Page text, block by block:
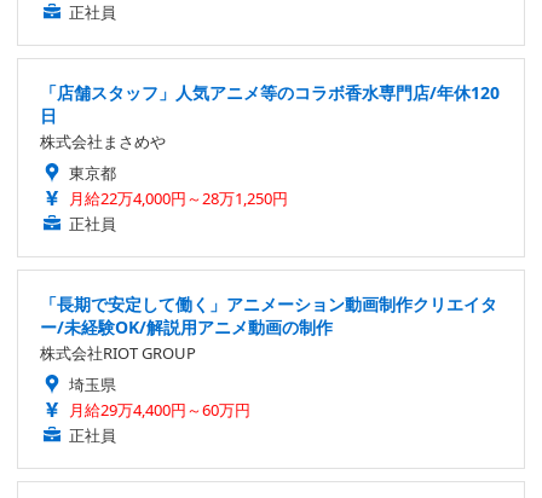
正社員
「店舗スタッフ」人気アニメ等のコラボ香水専門店/年休120
日
株式会社まさめや
東京都
月給22万4,000円～28万1,250円
正社員
「長期で安定して働く」アニメーション動画制作クリエイタ
ー/未経験OK/解説用アニメ動画の制作
株式会社RIOT GROUP
埼玉県
月給29万4,400円～60万円
正社員